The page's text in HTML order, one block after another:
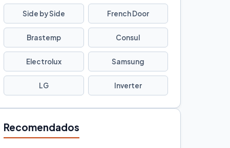
Side by Side French Door
Brastemp Consul
Electrolux Samsung
LG Inverter
Recomendados